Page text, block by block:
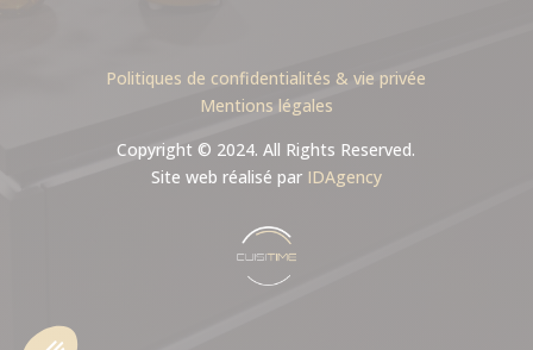
Politiques de confidentialités & vie privée
Mentions légales
Copyright © 2024. All Rights Reserved.
Site web réalisé par IDAgency